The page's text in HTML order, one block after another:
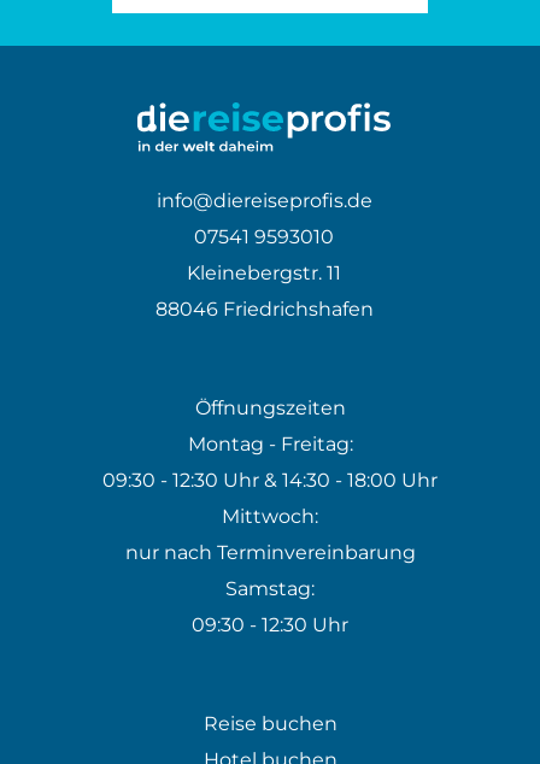
info@diereiseprofis.de
07541 9593010
Kleinebergstr. 11
88046 Friedrichshafen
Öffnungszeiten
Montag - Freitag:
09:30 - 12:30 Uhr & 14:30 - 18:00 Uhr
Mittwoch:
nur nach Terminvereinbarung
Samstag:
09:30 - 12:30 Uhr
Reise buchen